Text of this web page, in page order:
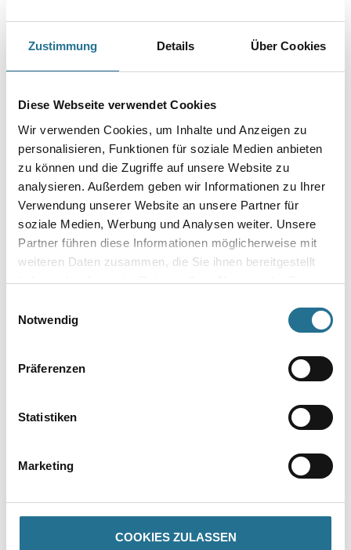
Zustimmung Details Über Cookies
Diese Webseite verwendet Cookies
Wir verwenden Cookies, um Inhalte und Anzeigen zu
personalisieren, Funktionen für soziale Medien anbieten
zu können und die Zugriffe auf unsere Website zu
analysieren. Außerdem geben wir Informationen zu Ihrer
Verwendung unserer Website an unsere Partner für
soziale Medien, Werbung und Analysen weiter. Unsere
Partner führen diese Informationen möglicherweise mit
weiteren Daten zusammen, die Sie ihnen bereitgestellt
haben oder die sie im Rahmen Ihrer Nutzung der Dienste
Notwendig
Präferenzen
Statistiken
Marketing
COOKIES ZULASSEN
Breite in millimeter
Stärke in millimeter
Borsten- / Haar-Länge in mm
Umrechnungsfaktoren
Produkteigenschaft
- Fassadenpinsel